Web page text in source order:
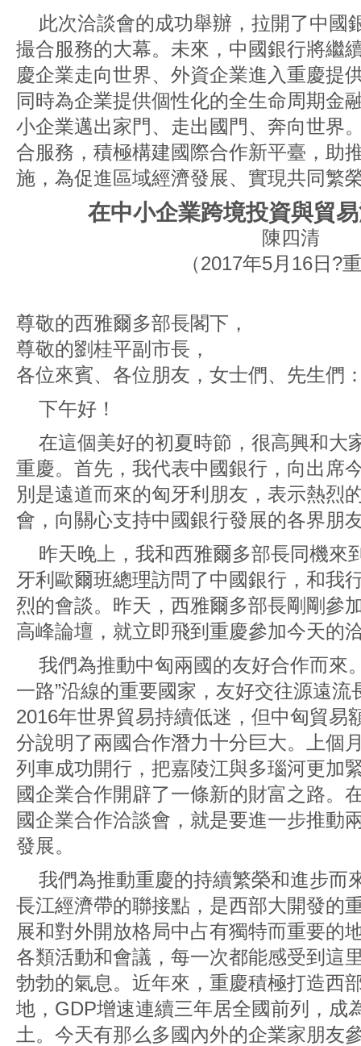
此次洽談會的成功舉辦，拉開了中國
撮合服務的大幕。未來，中國銀行將繼
慶企業走向世界、外資企業進入重慶提
同時為企業提供個性化的全生命周期金
小企業邁出家門、走出國門、奔向世界
合服務，積極構建國際合作新平臺，助
施，為促進區域經濟發展、實現共同繁
在中小企業跨境投資與貿
陳四清
（2017年5月16日?
尊敬的西雅爾多部長閣下，
尊敬的劉桂平副市長，
各位來賓、各位朋友，女士們、先生們
下午好！
在這個美好的初夏時節，很高興和大
重慶。首先，我代表中國銀行，向出席
別是遠道而來的匈牙利朋友，表示熱烈
會，向關心支持中國銀行發展的各界朋
昨天晚上，我和西雅爾多部長同機來
牙利歐爾班總理訪問了中國銀行，和我
烈的會談。昨天，西雅爾多部長剛剛參
高峰論壇，就立即飛到重慶參加今天的
我們為推動中匈兩國的友好合作而來
一路”沿線的重要國家，友好交往源遠
2016年世界貿易持續低迷，但中匈貿易
分說明了兩國合作潛力十分巨大。上個
列車成功開行，把嘉陵江與多瑙河更加
國企業合作開辟了一條新的財富之路。
國企業合作洽談會，就是要進一步推動
發展。
我們為推動重慶的持續繁榮和進步而
長江經濟帶的聯接點，是西部大開發的
展和對外開放格局中占有獨特而重要的
各類活動和會議，每一次都能感受到這
勃勃的氣息。近年來，重慶積極打造西
地，GDP增速連續三年居全國前列，成
土。今天有那么多國內外的企業家朋友